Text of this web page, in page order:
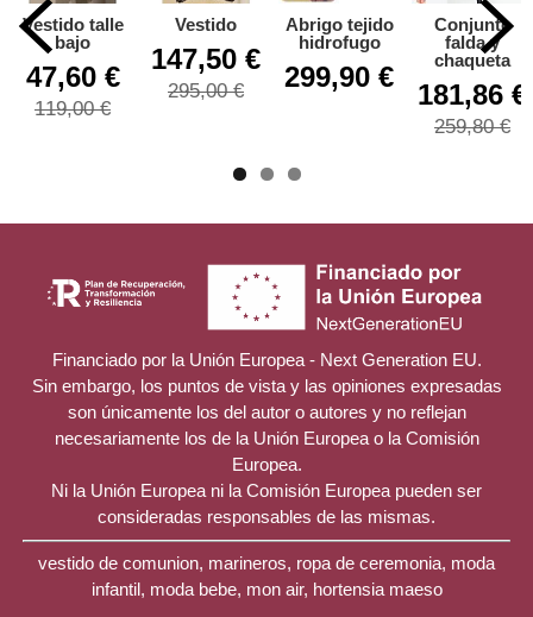
Vestido talle
bajo
47,60 €
119,00 €
Vestido
147,50 €
295,00 €
Abrigo tejido
hidrofugo
299,90 €
Conjunto
falda y
chaqueta
181,86 €
259,80 €
Financiado por la Unión Europea - Next Generation EU.
Sin embargo, los puntos de vista y las opiniones expresadas
son únicamente los del autor o autores y no reflejan
necesariamente los de la Unión Europea o la Comisión
Europea.
Ni la Unión Europea ni la Comisión Europea pueden ser
consideradas responsables de las mismas.
vestido de comunion, marineros, ropa de ceremonia, moda
infantil, moda bebe, mon air, hortensia maeso